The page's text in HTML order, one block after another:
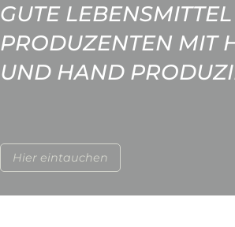
Hier eintauchen
GUTE
PRODUZENTEN MIT
UND HAND